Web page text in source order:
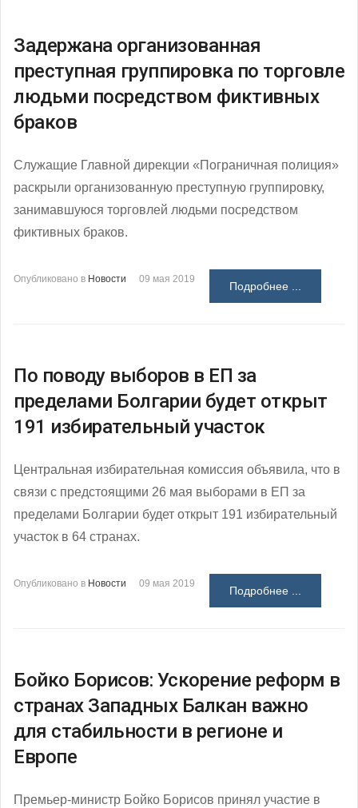
Задержана организованная
преступная группировка по торговле
людьми посредством фиктивных
браков
Служащие Главной дирекции «Пограничная полиция»
раскрыли организованную преступную группировку,
занимавшуюся торговлей людьми посредством
фиктивных браков.
Опубликовано в Новости 09 мая 2019
Подробнее ...
По поводу выборов в ЕП за
пределами Болгарии будет открыт
191 избирательный участок
Центральная избирательная комиссия объявила, что в
связи с предстоящими 26 мая выборами в ЕП за
пределами Болгарии будет открыт 191 избирательный
участок в 64 странах.
Опубликовано в Новости 09 мая 2019
Подробнее ...
Бойко Борисов: Ускорение реформ в
странах Западных Балкан важно
для стабильности в регионе и
Европе
Премьер-министр Бойко Борисов принял участие в